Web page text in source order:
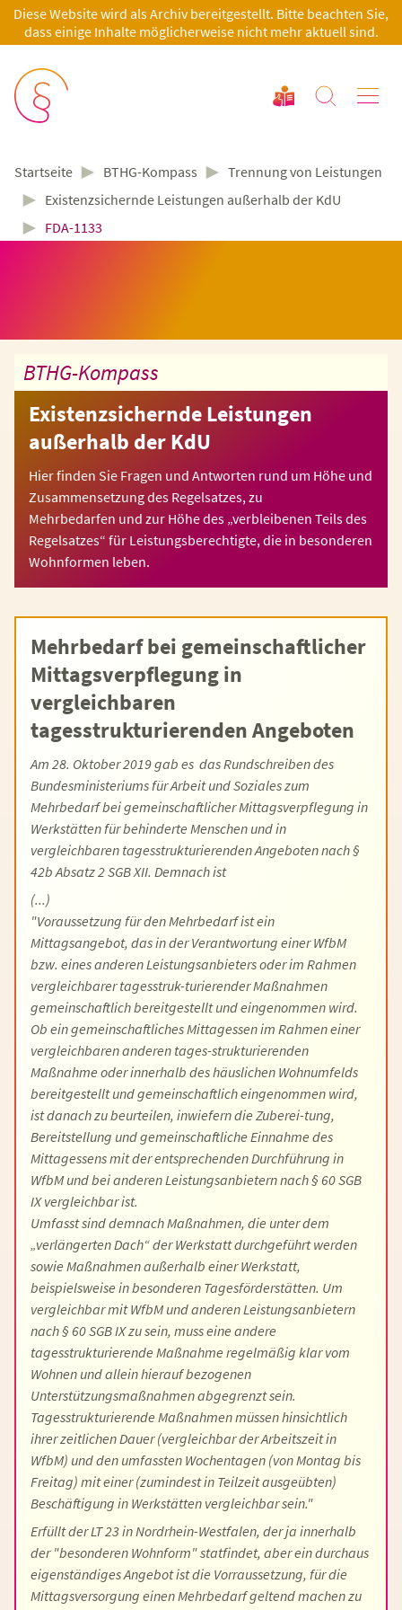
Diese Website wird als Archiv bereitgestellt. Bitte beachten Sie,
dass einige Inhalte möglicherweise nicht mehr aktuell sind.
Startseite ► BTHG-Kompass ► Trennung von Leistungen
► Existenzsichernde Leistungen außerhalb der KdU
► FDA-1133
BTHG-Kompass
Existenzsichernde Leistungen
außerhalb der KdU
Hier finden Sie Fragen und Antworten rund um Höhe und
Zusammensetzung des Regelsatzes, zu
Mehrbedarfen und zur Höhe des „verbleibenen Teils des
Regelsatzes“ für Leistungsberechtigte, die in besonderen
Wohnformen leben.
Mehrbedarf bei gemeinschaftlicher
Mittagsverpflegung in
vergleichbaren
tagesstrukturierenden Angeboten
Am 28. Oktober 2019 gab es das Rundschreiben des
Bundesministeriums für Arbeit und Soziales zum
Mehrbedarf bei gemeinschaftlicher Mittagsverpflegung in
Werkstätten für behinderte Menschen und in
vergleichbaren tagesstrukturierenden Angeboten nach §
42b Absatz 2 SGB XII. Demnach ist
(...)
"Voraussetzung für den Mehrbedarf ist ein
Mittagsangebot, das in der Verantwortung einer WfbM
bzw. eines anderen Leistungsanbieters oder im Rahmen
vergleichbarer tagesstruk-turierender Maßnahmen
gemeinschaftlich bereitgestellt und eingenommen wird.
Ob ein gemeinschaftliches Mittagessen im Rahmen einer
vergleichbaren anderen tages-strukturierenden
Maßnahme oder innerhalb des häuslichen Wohnumfelds
bereitgestellt und gemeinschaftlich eingenommen wird,
ist danach zu beurteilen, inwiefern die Zuberei-tung,
Bereitstellung und gemeinschaftliche Einnahme des
Mittagessens mit der entsprechenden Durchführung in
WfbM und bei anderen Leistungsanbietern nach § 60 SGB
IX vergleichbar ist.
Umfasst sind demnach Maßnahmen, die unter dem
„verlängerten Dach“ der Werkstatt durchgeführt werden
sowie Maßnahmen außerhalb einer Werkstatt,
beispielsweise in besonderen Tagesförderstätten. Um
vergleichbar mit WfbM und anderen Leistungsanbietern
nach § 60 SGB IX zu sein, muss eine andere
tagesstrukturierende Maßnahme regelmäßig klar vom
Wohnen und allein hierauf bezogenen
Unterstützungsmaßnahmen abgegrenzt sein.
Tagesstrukturierende Maßnahmen müssen hinsichtlich
ihrer zeitlichen Dauer (vergleichbar der Arbeitszeit in
WfbM) und den umfassten Wochentagen (von Montag bis
Freitag) mit einer (zumindest in Teilzeit ausgeübten)
Beschäftigung in Werkstätten vergleichbar sein."
Erfüllt der LT 23 in Nordrhein-Westfalen, der ja innerhalb
der "besonderen Wohnform" statfindet, aber ein durchaus
eigenständiges Angebot ist die Vorraussetzung, für die
Mittagsversorgung einen Mehrbedarf geltend machen zu